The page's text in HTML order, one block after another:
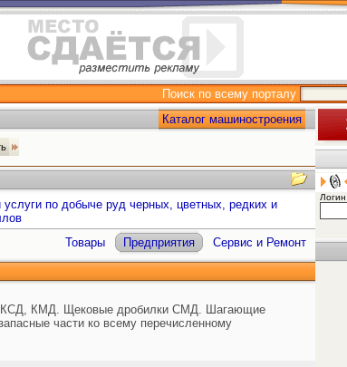
Поиск по всему порталу
Каталог машиностроения
по добыче руд черных, цветных, редких и
Товары Предприятия Сервис и Ремонт
КСД, КМД. Щековые дробилки СМД. Шагающие
части ко всему перечисленному
Логин